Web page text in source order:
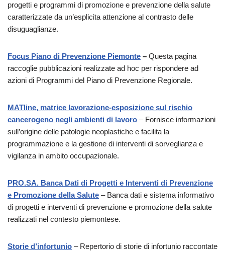
progetti e programmi di promozione e prevenzione della salute
caratterizzate da un’esplicita attenzione al contrasto delle
disuguaglianze.
Focus Piano di Prevenzione Piemonte – Questa pagina
raccoglie pubblicazioni realizzate ad hoc per rispondere ad
azioni di Programmi del Piano di Prevenzione Regionale.
MATline, matrice lavorazione-esposizione sul rischio
cancerogeno negli ambienti di lavoro – Fornisce informazioni
sull’origine delle patologie neoplastiche e facilita la
programmazione e la gestione di interventi di sorveglianza e
vigilanza in ambito occupazionale.
PRO.SA. Banca Dati di Progetti e Interventi di Prevenzione
e Promozione della Salute – Banca dati e sistema informativo
di progetti e interventi di prevenzione e promozione della salute
realizzati nel contesto piemontese.
Storie d’infortunio – Repertorio di storie di infortunio raccontate